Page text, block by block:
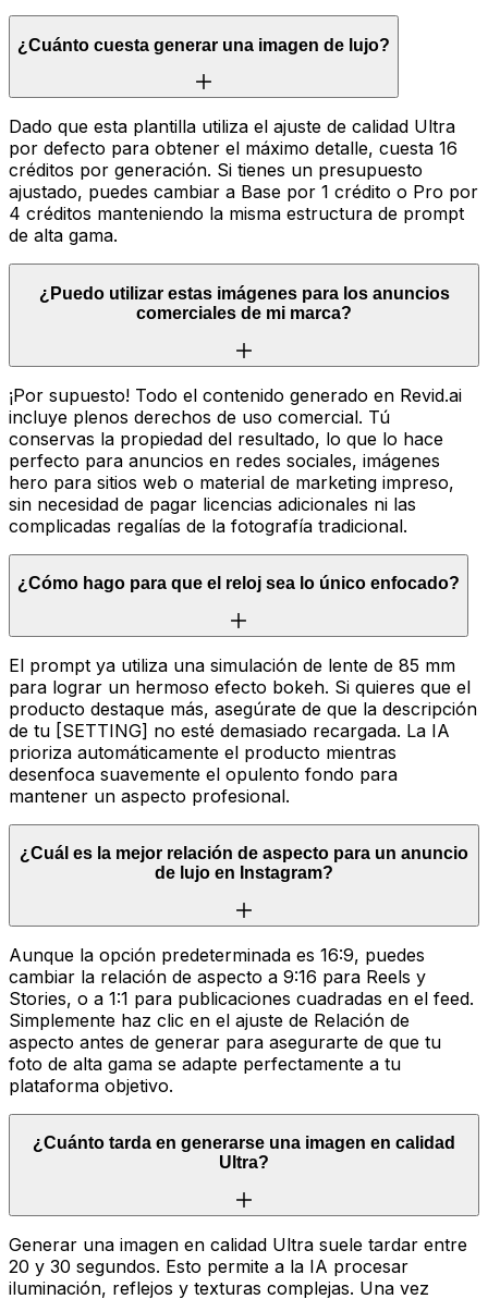
¿Cuánto cuesta generar una imagen de lujo?
Dado que esta plantilla utiliza el ajuste de calidad Ultra
por defecto para obtener el máximo detalle, cuesta 16
créditos por generación. Si tienes un presupuesto
ajustado, puedes cambiar a Base por 1 crédito o Pro por
4 créditos manteniendo la misma estructura de prompt
de alta gama.
¿Puedo utilizar estas imágenes para los anuncios
comerciales de mi marca?
¡Por supuesto! Todo el contenido generado en Revid.ai
incluye plenos derechos de uso comercial. Tú
conservas la propiedad del resultado, lo que lo hace
perfecto para anuncios en redes sociales, imágenes
hero para sitios web o material de marketing impreso,
sin necesidad de pagar licencias adicionales ni las
complicadas regalías de la fotografía tradicional.
¿Cómo hago para que el reloj sea lo único enfocado?
El prompt ya utiliza una simulación de lente de 85 mm
para lograr un hermoso efecto bokeh. Si quieres que el
producto destaque más, asegúrate de que la descripción
de tu [SETTING] no esté demasiado recargada. La IA
prioriza automáticamente el producto mientras
desenfoca suavemente el opulento fondo para
mantener un aspecto profesional.
¿Cuál es la mejor relación de aspecto para un anuncio
de lujo en Instagram?
Aunque la opción predeterminada es 16:9, puedes
cambiar la relación de aspecto a 9:16 para Reels y
Stories, o a 1:1 para publicaciones cuadradas en el feed.
Simplemente haz clic en el ajuste de Relación de
aspecto antes de generar para asegurarte de que tu
foto de alta gama se adapte perfectamente a tu
plataforma objetivo.
¿Cuánto tarda en generarse una imagen en calidad
Ultra?
Generar una imagen en calidad Ultra suele tardar entre
20 y 30 segundos. Esto permite a la IA procesar
iluminación, reflejos y texturas complejas. Una vez